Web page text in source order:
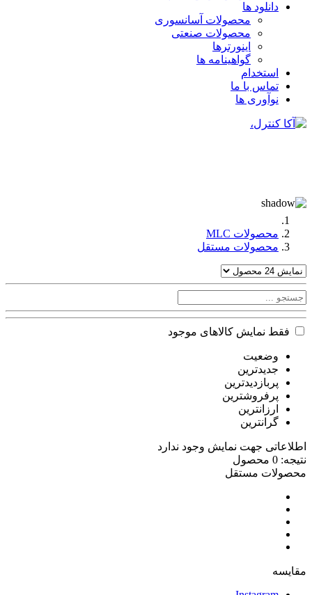
دانلود ها
محصولات آسانسوری
محصولات صنعتی
اینورترها
گواهینامه ها
استخدام
تماس با ما
نوآوری ها
محصولات MLC
محصولات مستقل
فقط نمایش کالاهای موجود
وضعیت
جدیدترین
پربازدیدترین
پرفروشترین
ارزانترین
گرانترین
اطلاعاتی جهت نمایش وجود ندارد
نتیجه: 0 محصول
محصولات مستقل
مقایسه